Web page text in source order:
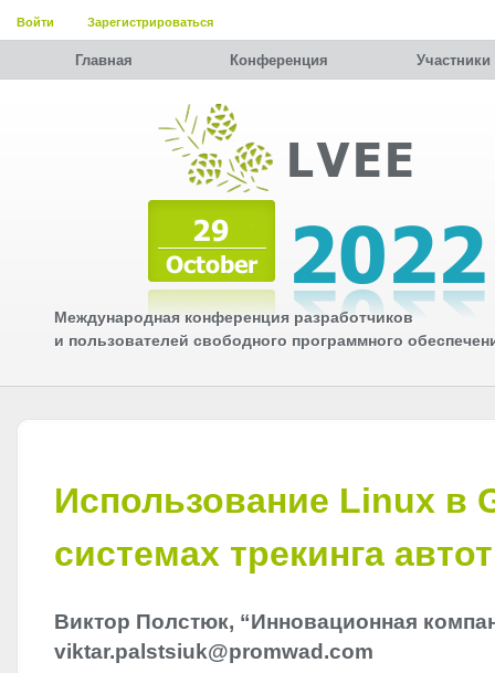
Войти Зарегистрироваться
Главная Конференция Участники
Международная конференция разработчиков
и пользователей свободного программного
Использование Linux в
системах трекинга
Виктор Полстюк, “Инновационная
viktar.palstsiuk@promwad.com